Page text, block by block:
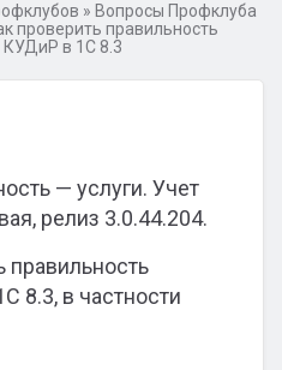
» Вопросы Профклуба
проверить правильность
КУДиР в 1С 8.3
— услуги. Учет
релиз 3.0.44.204.
правильность
8.3, в частности